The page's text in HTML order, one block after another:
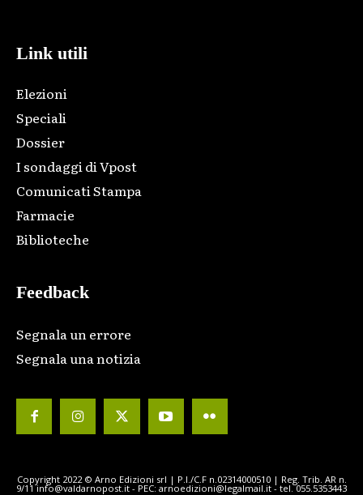
Link utili
Elezioni
Speciali
Dossier
I sondaggi di Vpost
Comunicati Stampa
Farmacie
Biblioteche
Feedback
Segnala un errore
Segnala una notizia
Copyright 2022 © Arno Edizioni srl | P.I./C.F n.02314000510 | Reg. Trib. AR n.
9/11 info@valdarnopost.it - PEC: arnoedizioni@legalmail.it - tel. 055.5353443